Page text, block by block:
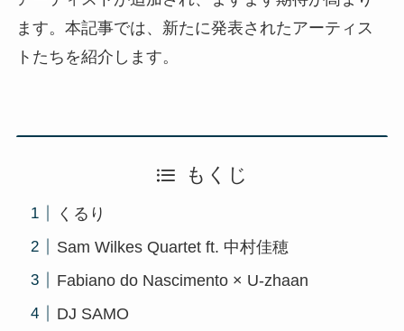
ます。本記事では、新たに発表されたアーティス
トたちを紹介します。
もくじ
くるり
Sam Wilkes Quartet ft. 中村佳穂
Fabiano do Nascimento × U-zhaan
DJ SAMO